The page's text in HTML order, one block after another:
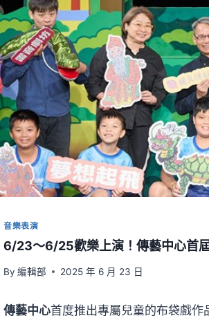
音樂表演
6/23～6/25歡樂上演！傳藝中心首
By 編輯部 2025 年 6 月 23 日
傳藝中心首度推出專屬兒童的布袋戲